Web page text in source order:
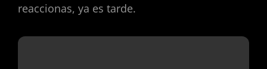
reaccionas, ya es tarde.